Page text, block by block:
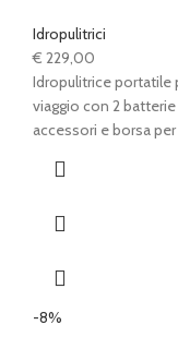
Idropulitrici
€ 229,00
Idropulitrice portatile
viaggio con 2
accessori e borsa
-8%